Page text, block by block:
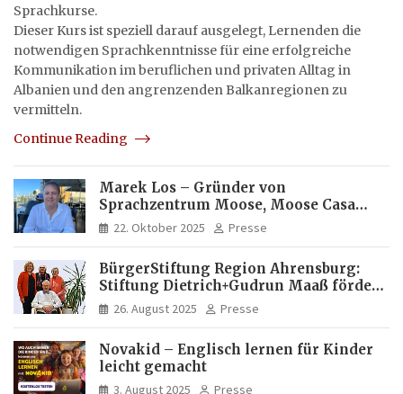
Sprachkurse.
Dieser Kurs ist speziell darauf ausgelegt, Lernenden die
notwendigen Sprachkenntnisse für eine erfolgreiche
Kommunikation im beruflichen und privaten Alltag in
Albanien und den angrenzenden Balkanregionen zu
vermitteln.
Continue Reading
Marek Los – Gründer von
Sprachzentrum Moose, Moose Casa
Italia und Apartamento Brasil |
Internationaler Experte für Bildung
22. Oktober 2025 Presse
BürgerStiftung Region Ahrensburg:
Stiftung Dietrich+Gudrun Maaß fördert
Deutschkenntnisse von Frauen
26. August 2025 Presse
Novakid – Englisch lernen für Kinder
leicht gemacht
3. August 2025 Presse